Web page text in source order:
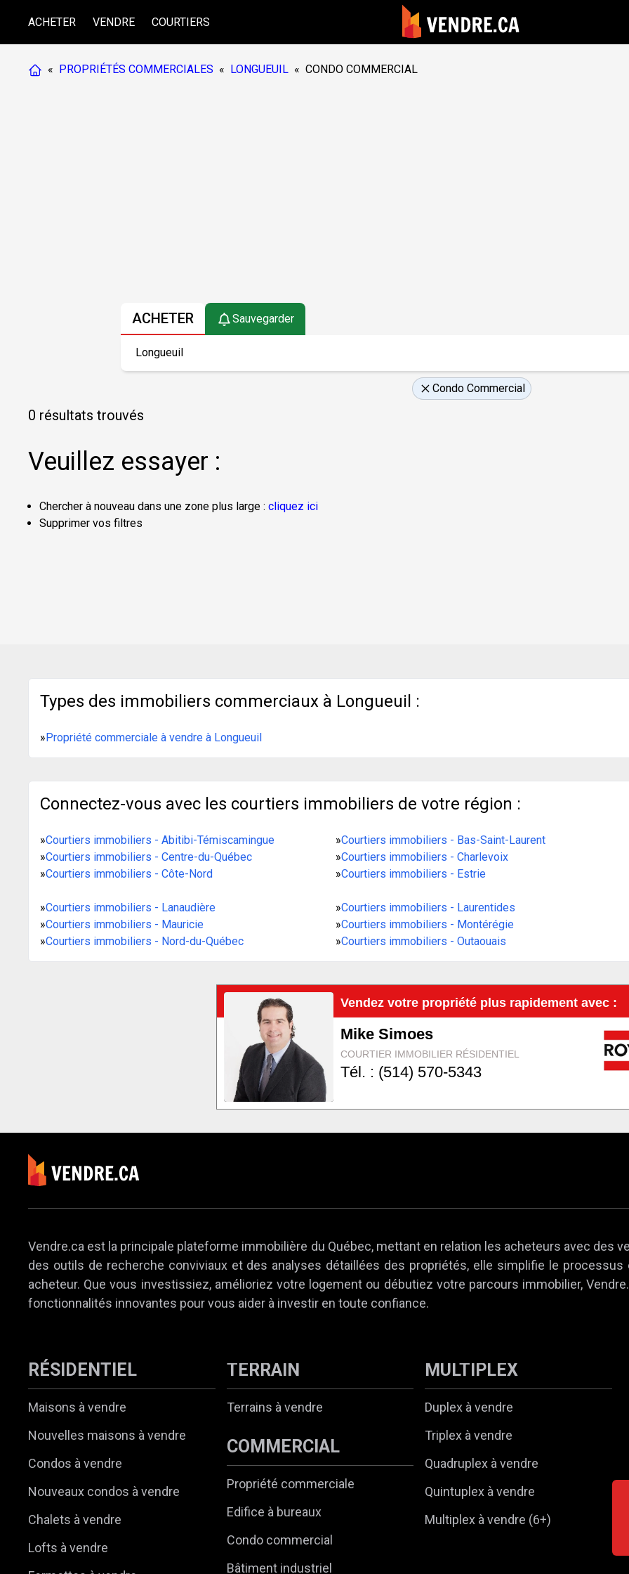
ACHETER VENDRE COURTIERS
« PROPRIÉTÉS COMMERCIALES « LONGUEUIL « CONDO COMMERCIAL
ACHETER Sauvegarder
Condo Commercial
0 résultats trouvés
Veuillez essayer :
Chercher à nouveau dans une zone plus large : cliquez ici
Supprimer vos filtres
Types des immobiliers commerciaux à Longueuil :
»Propriété commerciale à vendre à Longueuil
Connectez-vous avec les courtiers immobiliers de votre région :
»Courtiers immobiliers - Abitibi-Témiscamingue »Courtiers immobiliers - Bas-Saint-Laurent
»Courtiers immobiliers - Centre-du-Québec »Courtiers immobiliers - Charlevoix
»Courtiers immobiliers - Côte-Nord »Courtiers immobiliers - Estrie
»Courtiers immobiliers - Lanaudière »Courtiers immobiliers - Laurentides
»Courtiers immobiliers - Mauricie »Courtiers immobiliers - Montérégie
»Courtiers immobiliers - Nord-du-Québec »Courtiers immobiliers - Outaouais
Vendre.ca est la principale plateforme immobilière du Québec, mettant en relation les acheteurs avec des
des outils de recherche conviviaux et des analyses détaillées des propriétés, elle simplifie le
acheteur. Que vous investissiez, amélioriez votre logement ou débutiez votre parcours immobilier,
fonctionnalités innovantes pour vous aider à investir en toute confiance.
RÉSIDENTIEL
Maisons à vendre
Nouvelles maisons à vendre
Condos à vendre
Nouveaux condos à vendre
Chalets à vendre
Lofts à vendre
TERRAIN
Terrains à vendre
COMMERCIAL
Propriété commerciale
Edifice à bureaux
Condo commercial
Bâtiment industriel
MULTIPLEX
Duplex à vendre
Triplex à vendre
Quadruplex à vendre
Quintuplex à vendre
Multiplex à vendre (6+)